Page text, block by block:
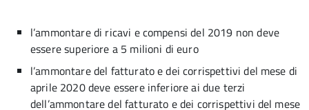
l’ammontare di ricavi e compensi del 2019 non deve
essere superiore a 5 milioni di euro
l’ammontare del fatturato e dei corrispettivi del mese di
aprile 2020 deve essere inferiore ai due terzi
dell’ammontare del fatturato e dei corrispettivi del mese